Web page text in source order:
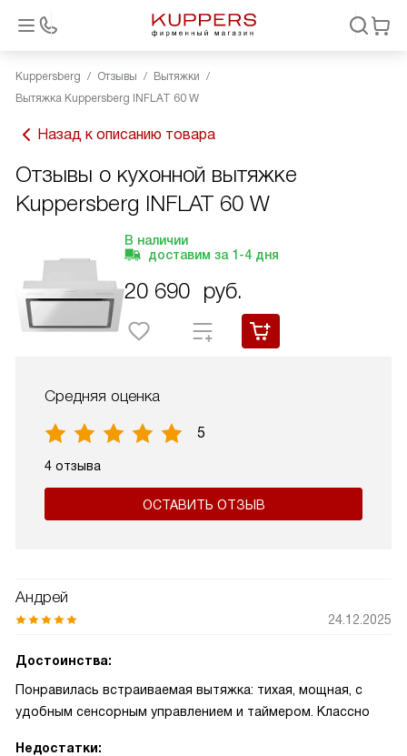
Kuppersberg Отзывы
Вытяжки
Вытяжка Kuppersberg INFLAT 60 W
Назад к описанию товара
Отзывы о кухонной вытяжке
Kuppersberg INFLAT 60 W
В наличии
доставим за 1-4 дня
20 690 руб.
Средняя оценка
5
4 отзыва
ОСТАВИТЬ ОТЗЫВ
Андрей
24.12.2025
Достоинства:
Понравилась встраиваемая вытяжка: тихая, мощная, с
удобным сенсорным управлением и таймером. Классно
Недостатки: